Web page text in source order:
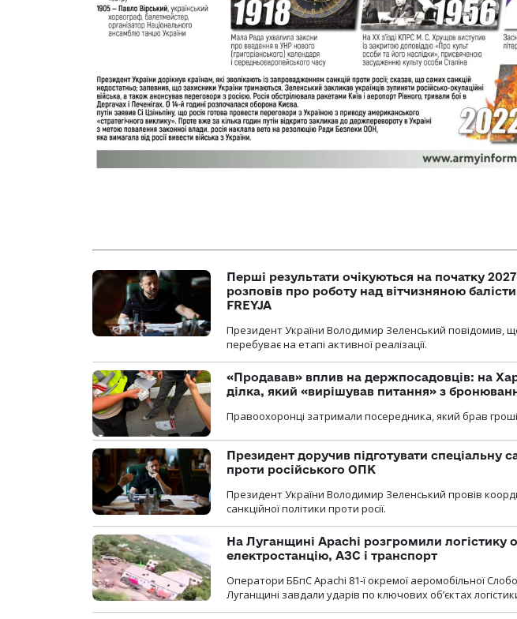
Перші результати очікуються на початку
розповів про роботу над вітчизняною
FREYJA
Президент України Володимир Зеленський повідомив,
перебуває на етапі активної реалізації.
«Продавав» вплив на держпосадовців: на
ділка, який «вирішував питання» з
Правоохоронці затримали посередника, який брав
Президент доручив підготувати спеціальну
проти російського ОПК
Президент України Володимир Зеленський провів
санкційної політики проти росії.
На Луганщині Apachi розгромили логістику
електростанцію, АЗС і транспорт
Оператори ББпС Apachi 81-ї окремої аеромобільної
Луганщині завдали ударів по ключових об’єктах